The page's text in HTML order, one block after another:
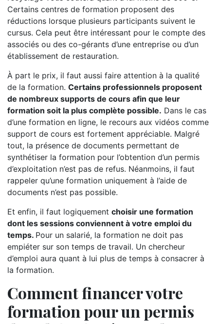
Certains centres de formation proposent des
réductions lorsque plusieurs participants suivent le
cursus. Cela peut être intéressant pour le compte des
associés ou des co-gérants d’une entreprise ou d’un
établissement de restauration.
À part le prix, il faut aussi faire attention à la qualité
de la formation. Certains professionnels proposent
de nombreux supports de cours afin que leur
formation soit la plus complète possible. Dans le cas
d’une formation en ligne, le recours aux vidéos comme
support de cours est fortement appréciable. Malgré
tout, la présence de documents permettant de
synthétiser la formation pour l’obtention d’un permis
d’exploitation n’est pas de refus. Néanmoins, il faut
rappeler qu’une formation uniquement à l’aide de
documents n’est pas possible.
Et enfin, il faut logiquement choisir une formation
dont les sessions conviennent à votre emploi du
temps. Pour un salarié, la formation ne doit pas
empiéter sur son temps de travail. Un chercheur
d’emploi aura quant à lui plus de temps à consacrer à
la formation.
Comment financer votre
formation pour un permis